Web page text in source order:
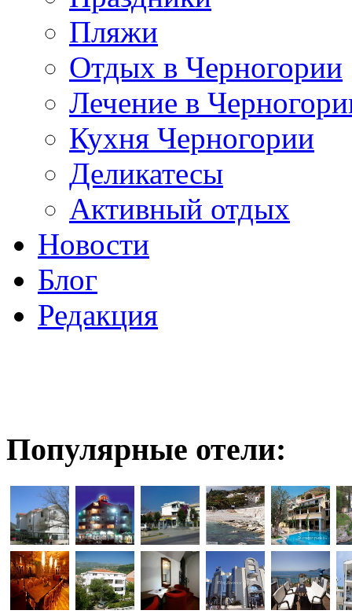
Пляжи
Отдых в Черногории
Лечение в
Кухня Черногории
Деликатесы
Активный отдых
Новости
Блог
Редакция
Популярные отели: